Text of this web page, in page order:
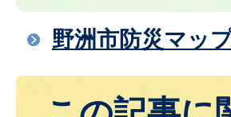
野洲市防災マッ